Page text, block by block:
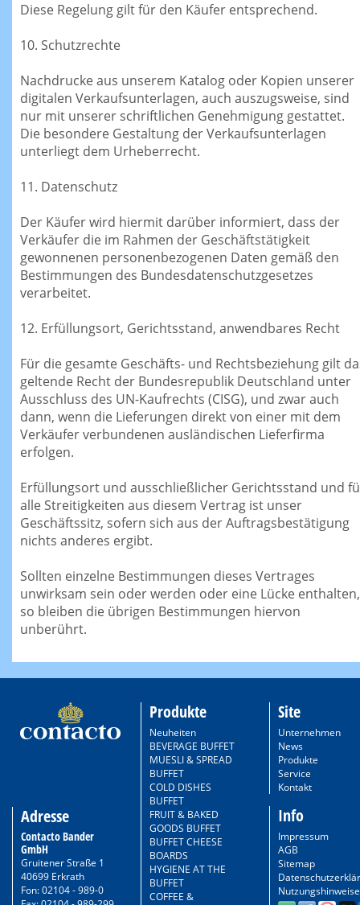
Diese Regelung gilt für den Käufer entsprechend.
10. Schutzrechte
Nachdrucke aus unserem Katalog oder Kopien unserer
digitalen Verkaufsunterlagen, auch auszugsweise, sind
nur mit unserer schriftlichen Genehmigung gestattet.
Die besondere Gestaltung der Verkaufsunterlagen
unterliegt dem Urheberrecht.
11. Datenschutz
Der Käufer wird hiermit darüber informiert, dass der
Verkäufer die im Rahmen der Geschäftstätigkeit
gewonnenen personenbezogenen Daten gemäß den
Bestimmungen des Bundesdatenschutzgesetzes
verarbeitet.
12. Erfüllungsort, Gerichtsstand, anwendbares Recht
Für die gesamte Geschäfts- und Rechtsbeziehung gilt
geltende Recht der Bundesrepublik Deutschland unter
Ausschluss des UN-Kaufrechts (CISG), und zwar auch
dann, wenn die Lieferungen direkt von einer mit dem
Verkäufer verbundenen ausländischen Lieferfirma
erfolgen.
Erfüllungsort und ausschließlicher Gerichtsstand und
alle Streitigkeiten aus diesem Vertrag ist unser
Geschäftssitz, sofern sich aus der Auftragsbestätigung
nichts anderes ergibt.
Sollten einzelne Bestimmungen dieses Vertrages
unwirksam sein oder werden oder eine Lücke enthalten,
so bleiben die übrigen Bestimmungen hiervon
unberührt.
Adresse
Contacto Bander
GmbH
Gruitener Straße 1
40699 Erkrath
Fon: 02104 - 989-0
Produkte
Neuheiten
BEVERAGE BUFFET
MUESLI & SPREAD
BUFFET
COLD DISHES
BUFFET
FRUIT & BAKED
GOODS BUFFET
BUFFET CHEESE
BOARDS
HYGIENE AT THE
BUFFET
COFFEE &
Site
Unternehmen
News
Produkte
Service
Kontakt
Info
Impressum
AGB
Sitemap
Nutzungshinweise